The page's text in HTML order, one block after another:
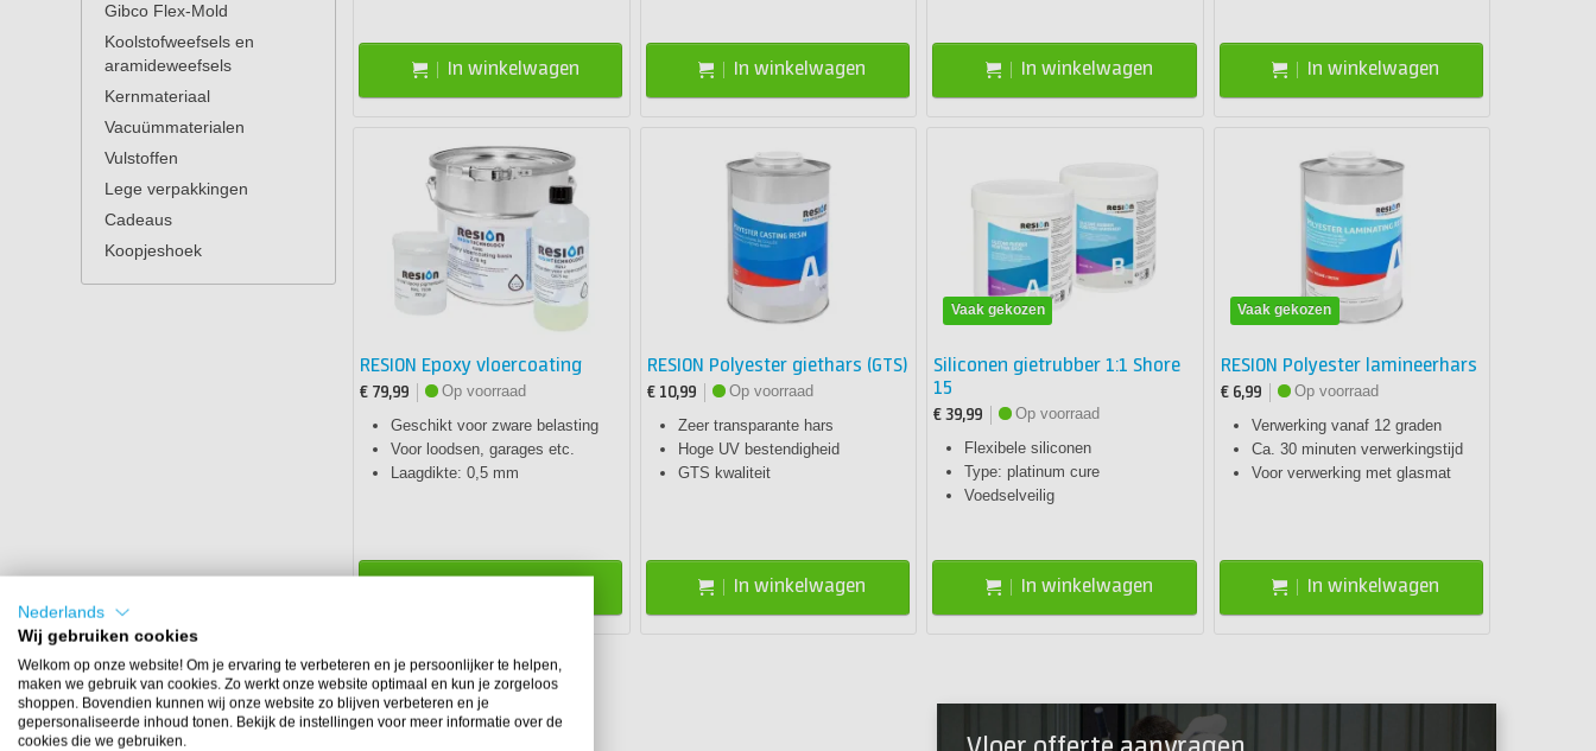
Gibco Flex-Mold
Koolstofweefsels en
aramideweefsels
Kernmateriaal
Vacuümmaterialen
Vulstoffen
Lege verpakkingen
Cadeaus
Koopjeshoek
In winkelwagen In winkelwagen In winkelwagen In winkelwagen
RESION Epoxy vloercoating
€ 79,99
Op voorraad
Geschikt voor zware belasting
Voor loodsen, garages etc.
Laagdikte: 0,5 mm
RESION Polyester giethars (GTS)
€ 10,99
Op voorraad
Zeer transparante hars
Hoge UV bestendigheid
GTS kwaliteit
In winkelwagen
Vaak gekozen
Siliconen gietrubber 1:1 Shore
15
€ 39,99
Op voorraad
Flexibele siliconen
Type: platinum cure
Voedselveilig
In winkelwagen
Vaak gekozen
RESION Polyester lamineerhars
€ 6,99
Op voorraad
Verwerking vanaf 12 graden
Ca. 30 minuten verwerkingstijd
Voor verwerking met glasmat
In winkelwagen
Nederlands
Wij gebruiken cookies
Welkom op onze website! Om je ervaring te verbeteren en je persoonlijker te helpen,
maken we gebruik van cookies. Zo werkt onze website optimaal en kun je zorgeloos
shoppen. Bovendien kunnen wij onze website zo blijven verbeteren en je
gepersonaliseerde inhoud tonen. Bekijk de instellingen voor meer informatie over de
cookies die we gebruiken.